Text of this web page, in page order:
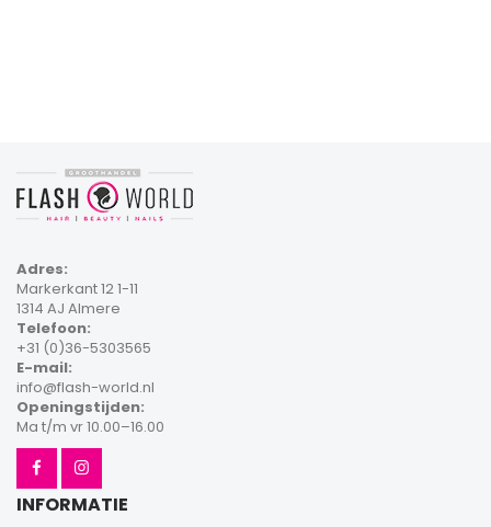
Adres:
Markerkant 12 1-11
1314 AJ Almere
Telefoon:
+31 (0)36-5303565
E-mail:
info@flash-world.nl
Openingstijden:
Ma t/m vr 10.00–16.00
INFORMATIE